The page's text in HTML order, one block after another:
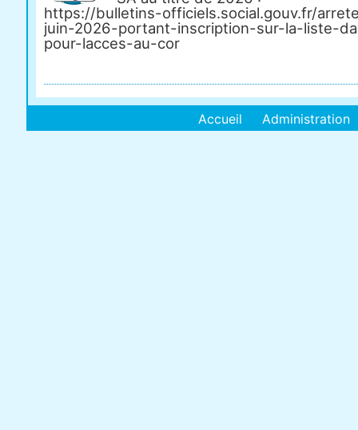
https://bulletins-officiels.social.gouv.fr/
juin-2026-portant-inscription-sur-la-liste-
pour-lacces-au-cor
Accueil Administration